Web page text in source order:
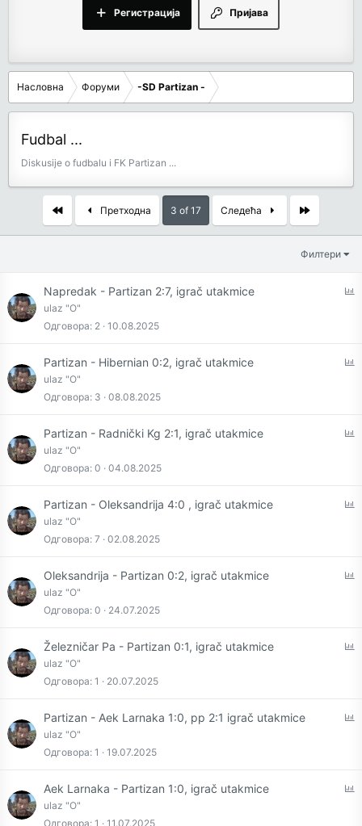
Пријава
Регистрација
Насловна Форуми -SD Partizan -
Fudbal ...
Diskusije o fudbalu i FK Partizan ...
First Претходна 3 of 17 Следећа Last
Филтери
Napredak - Partizan 2:7, igrač utakmice
ulaz "O"
Одговора 2 10.08.2025
Partizan - Hibernian 0:2, igrač utakmice
ulaz "O"
Одговора 3 08.08.2025
Partizan - Radnički Kg 2:1, igrač utakmice
ulaz "O"
Одговора 0 04.08.2025
Partizan - Oleksandrija 4:0 , igrač utakmice
ulaz "O"
Одговора 7 02.08.2025
Oleksandrija - Partizan 0:2, igrač utakmice
ulaz "O"
Одговора 0 24.07.2025
Železničar Pa - Partizan 0:1, igrač utakmice
ulaz "O"
Одговора 1 20.07.2025
Partizan - Aek Larnaka 1:0, pp 2:1 igrač utakmice
ulaz "O"
Одговора 1 19.07.2025
Aek Larnaka - Partizan 1:0, igrač utakmice
ulaz "O"
Одговора 1 11.07.2025